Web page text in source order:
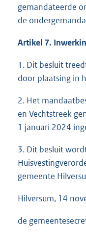
gemandateerde
de
Artikel 7.
1. Dit besluit
door plaatsing in
2. Het
en Vechtstreek
1 januari 2024
3. Dit besluit
gemeente
Hilversum, 14
de